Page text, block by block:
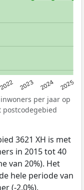
2022 2023 2024 2025
per jaar op
postcodegebied
3621 XH is met
in 2015 tot 40
van 20%). Het
hele periode van
(-2,0%).